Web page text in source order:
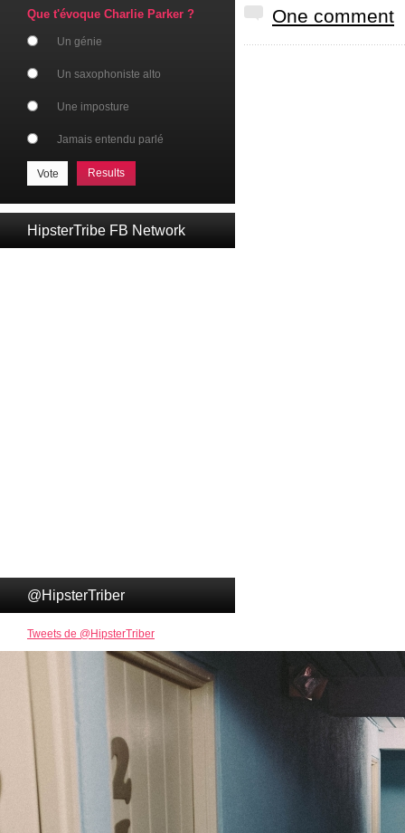
Que t'évoque Charlie Parker ?
Un génie
Un saxophoniste alto
Une imposture
Jamais entendu parlé
Results
HipsterTribe FB Network
@HipsterTriber
Tweets de @HipsterTriber
One comment